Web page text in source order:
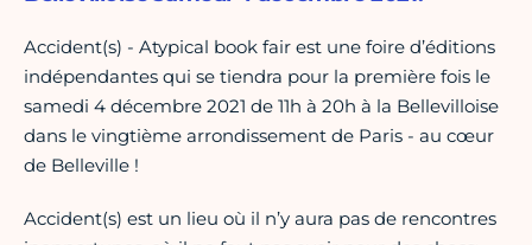
Accident(s) - Atypical book fair est une foire d’éditions
indépendantes qui se tiendra pour la première fois le
samedi 4 décembre 2021 de 11h à 20h à la Bellevilloise
dans le vingtième arrondissement de Paris - au cœur
de Belleville !
Accident(s) est un lieu où il n’y aura pas de rencontres